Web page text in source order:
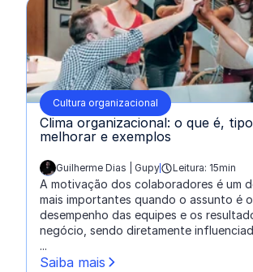
Cultura organizacional
Clima organizacional: o que é,
melhorar e exemplos
escrito por:
Guilherme Dias | Gupy Leitura: 15min
A motivação dos colaboradores é um
mais importantes quando o assunto é o
desempenho das equipes e os
negócio, sendo diretamente
...
Saiba mais